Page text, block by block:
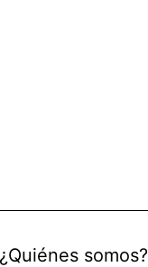
¿Quiénes somos?